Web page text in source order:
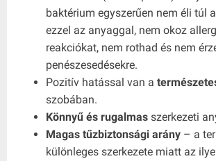
baktérium egyszerűen nem éli túl
ezzel az anyaggal, nem okoz
reakciókat, nem rothad és nem
penészesedésekre.
Pozitív hatással van a
szobában.
Könnyű és rugalmasszerkezeti
Magas tűzbiztonsági arány– a
különleges szerkezete miatt az